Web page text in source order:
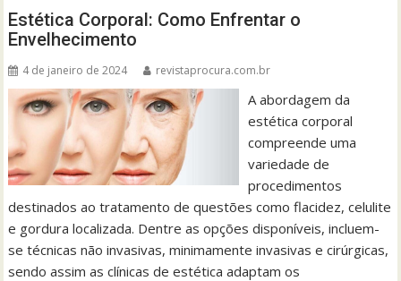
Estética Corporal: Como Enfrentar o
Envelhecimento
4 de janeiro de 2024 revistaprocura.com.br
A abordagem da
estética corporal
compreende uma
variedade de
procedimentos
destinados ao tratamento de questões como flacidez, celulite
e gordura localizada. Dentre as opções disponíveis, incluem-
se técnicas não invasivas, minimamente invasivas e cirúrgicas,
sendo assim as clínicas de estética adaptam os